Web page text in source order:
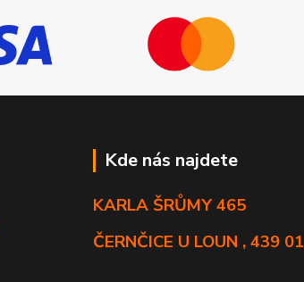
Kde nás najdete
KARLA ŠRŮMY 465
ČERNČICE U LOUN , 439 01